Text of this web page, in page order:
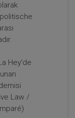
Hey'de
Law /